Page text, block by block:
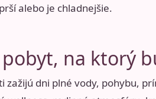
alebo je chladnejšie.
na ktorý
dni plné vody, pohybu,